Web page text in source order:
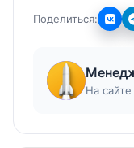
Поделиться:
На